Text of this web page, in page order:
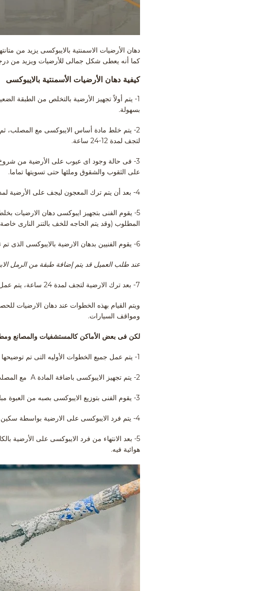
دهان الأرضيات الاسمنتية بالايبوكسى يزيد من
كما أنه يعطى شكل جمالى للأرضيات ويزيد من
كيفية دهان الأرضيات الأسمنتية بالايبوكسى
1- يتم أولاً تجهيز الأرضية بالتخلص من الطبقة
بسهولة.
لتجف لمدة 12-24 ساعة.
3- فى حالة وجود اى عيوب على الأرضية من شروخ
على الثقوب والشقوق وملئها حتى تسويتها تماما.
4- بعد أن يتم ترك المعجون ليجف على الأرضية لمدة 24 ساعة،ـ يقوم الفنى بسنفرته لتنعيم الأرضية، ثم يتم تنظيفها ومسحها من أى اتربة أو غبار.
المطلوب (وقد يتم الحاجه للخف بالتنر النارى
6- يقوم الفنيين بدهان الارضية بالايبوكسى الذى تم تحضيره بواسطة الرولة.
عند طلب العميل قد يتم إضافة طبقة من الرمل
7- بعد ترك الارضية لتجف لمدة 24 ساعة، يتم عمل طبقة ثانية من الايبوكسى.
ومواقف السيارات.
لكن فى بعض الأماكن كالمستشفيات والمصانع ومطابخ المطاعم
1- يتم عمل جميع الخطوات الأوليه التى تم توضيحها سابق من تجهيز وحف الأرضية، وإضافة طبقة الاساس، وعمل المعجون وسنفرته.
2- يتم تجهيز الايبوكسى باضافة المادة A مع المصلبB بنسبة 1:3 وخلطهم بالدريل للحصول على قوام كثيف ومناسب.
3- يقوم الفنى بتوزيع الايبوكسى بصبه من العبوة مباشرة على الأرضية كما هو موضح بالصورة، ولا يتم استخدام الرولة
4- يتم فرد الايبوكسى على الارضية بواسطة سكين التوزيع أو المالج.
هوائية فيه.